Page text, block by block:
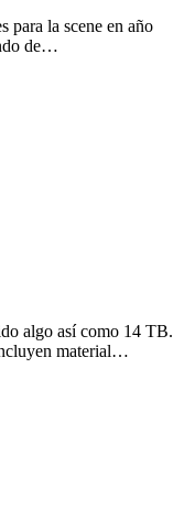
para la scene en año
de…
algo así como 14 TB.
material…